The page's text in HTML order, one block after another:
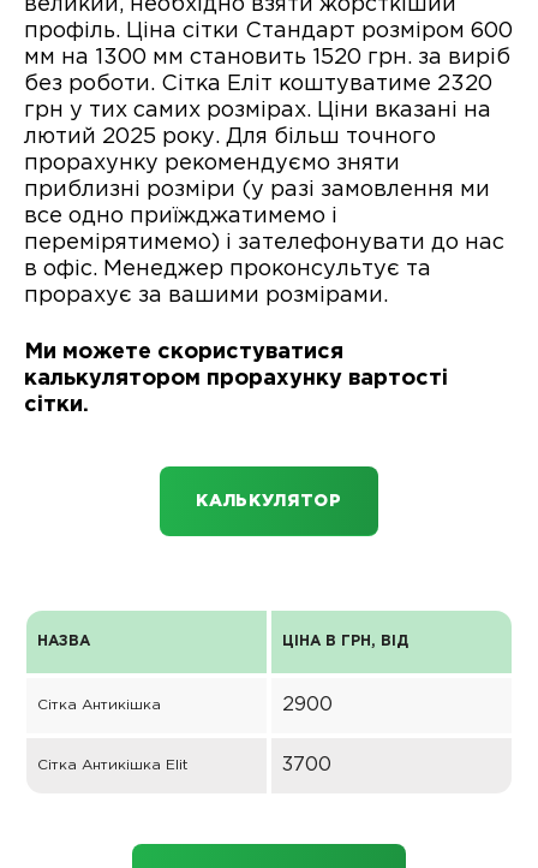
великий, необхідно взяти жорсткіший
профіль. Ціна сітки Стандарт розміром 600
мм на 1300 мм становить 1520 грн. за виріб
без роботи. Сітка Еліт коштуватиме 2320
грн у тих самих розмірах. Ціни вказані на
лютий 2025 року. Для більш точного
прорахунку рекомендуємо зняти
приблизні розміри (у разі замовлення ми
все одно приїжджатимемо і
перемірятимемо) і зателефонувати до нас
в офіс. Менеджер проконсультує та
прорахує за вашими розмірами.
Ми можете скористуватися
калькулятором прорахунку вартості
сітки.
КАЛЬКУЛЯТОР
НАЗВА ЦІНА В ГРН, ВІД
Сітка Антикішка 2900
Сітка Антикішка Elit 3700